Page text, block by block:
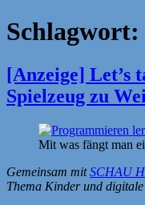
Schlagwort:
[Anzeige] Let’s
Spielzeug zu
Mit was fängt man
Gemeinsam mitSCHAU
Thema Kinder und